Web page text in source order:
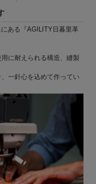
ある『AGILITY日暮里革
に耐えられる構造、縫製
一針心を込めて作ってい